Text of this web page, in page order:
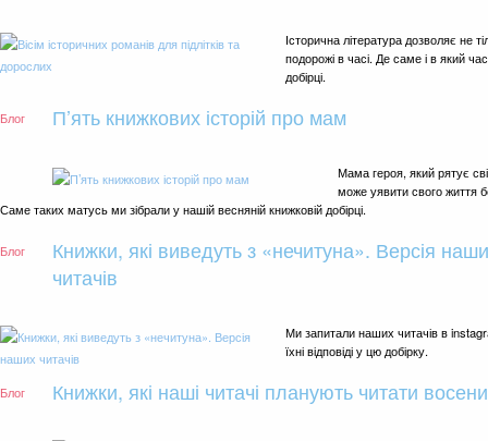
Історична література дозволяє не
подорожі в часі. Де саме і в який
добірці.
Блог П’ять книжкових історій про мам
Мама героя, який рятує
може уявити свого життя
Саме таких матусь ми зібрали у нашій весняній книжковій добірці.
Блог
Книжки, які виведуть з «нечитуна». Версія
читачів
Ми запитали наших читачів в
їхні відповіді у цю добірку.
Блог Книжки, які наші читачі планують читати восени